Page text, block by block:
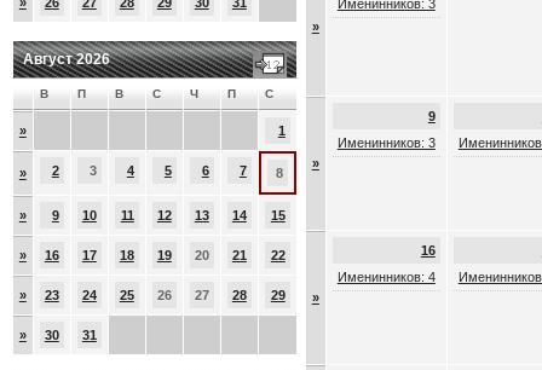
Август 2026
В П В С Ч П С
» 1
» 2 3 4 5 6 7 8
» 9 10 11 12 13 14 15
» 16 17 18 19 20 21 22
» 23 24 25 26 27 28 29
» 30 31
»
Именинников: 3
»
9
Именинников: 3
»
16
Именинников: 4